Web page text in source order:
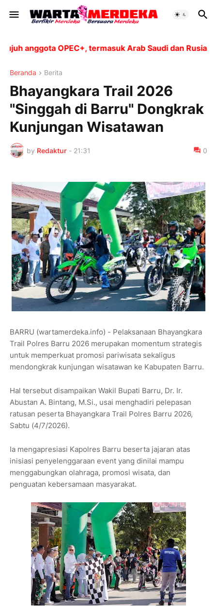
anggota OPEC+, termasuk Arab Saudi dan Rusia,
Beranda Berita
Bhayangkara Trail 2026
"Singgah di Barru" Dongkrak
Kunjungan Wisatawan
by Redaktur - 21:31 0
BARRU (wartamerdeka.info) - Pelaksanaan Bhayangkara
Trail Polres Barru 2026 merupakan momentum strategis
untuk memperkuat promosi pariwisata sekaligus
mendongkrak kunjungan wisatawan ke Kabupaten Barru.
Hal tersebut disampaikan Wakil Bupati Barru, Dr. Ir.
Abustan A. Bintang, M.Si., usai menghadiri pelepasan
ratusan peserta Bhayangkara Trail Polres Barru 2026,
Sabtu (4/7/2026).
Ia mengapresiasi Kapolres Barru beserta jajaran atas
inisiasi penyelenggaraan event yang dinilai mampu
menggabungkan olahraga, promosi wisata, dan
penguatan kebersamaan masyarakat.